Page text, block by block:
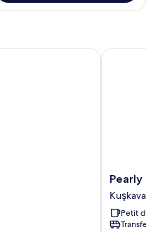
Pearly
Hotel
Petit
Pearly